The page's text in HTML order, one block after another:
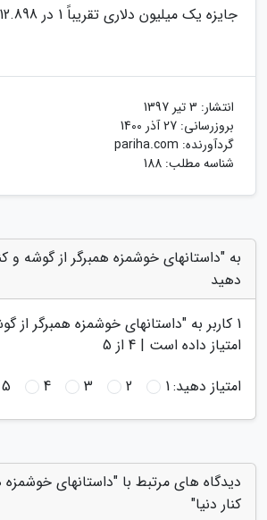
جایزه یک میلیون دلاری تقریباً 1 در 3.050.412.898 است.
انتشار: 3 تیر 1397
بروزرسانی: 27 آذر 1400
گردآورنده: pariha.com
شناسه مطلب: 188
به "داستانهای خوشمزه همبرگر از گوشه و
دهید
1 کاربر به "داستانهای خوشمزه همبرگر از
امتیاز داده است | 4 از 5
امتیاز دهید:1
2
3
4
5
دیدگاه های مرتبط با "داستانهای خوشمزه
کنار دنیا"